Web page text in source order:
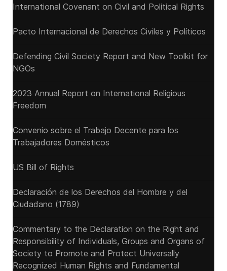
International Covenant on Civil and Political Rights
Pacto Internacional de Derechos Civiles y Políticos
Defending Civil Society Report and New Toolkit for
NGOs
2023 Annual Report on International Religious
Freedom
Convenio sobre el Trabajo Decente para los
Trabajadores Domésticos
US Bill of Rights
Declaración de los Derechos del Hombre y del
Ciudadano (1789)
Commentary to the Declaration on the Right and
Responsibility of Individuals, Groups and Organs of
Society to Promote and Protect Universally
Recognized Human Rights and Fundamental